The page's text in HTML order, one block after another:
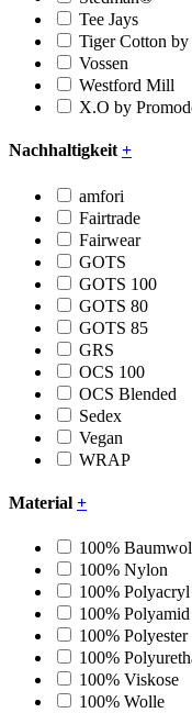
Tee Jays
Tiger Cotton by
Vossen
Westford Mill
X.O by
Nachhaltigkeit +
amfori
Fairtrade
Fairwear
GOTS
GOTS 100
GOTS 80
GOTS 85
GRS
OCS 100
OCS Blended
Sedex
Vegan
WRAP
Material +
100%
100% Nylon
100% Polyacryl
100% Polyamid
100% Polyester
100%
100% Viskose
100% Wolle